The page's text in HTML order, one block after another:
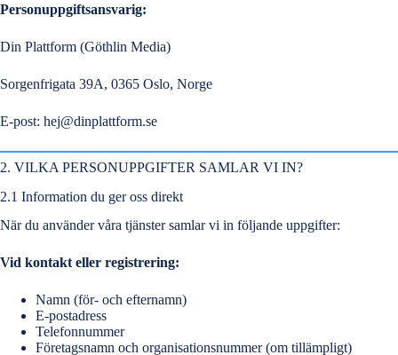
Personuppgiftsansvarig:
Din Plattform (Göthlin Media)
Sorgenfrigata 39A, 0365 Oslo, Norge
E-post: hej@dinplattform.se
2. VILKA PERSONUPPGIFTER SAMLAR VI IN?
2.1 Information du ger oss direkt
När du använder våra tjänster samlar vi in följande uppgifter:
Vid kontakt eller registrering:
Namn (för- och efternamn)
E-postadress
Telefonnummer
Företagsnamn och organisationsnummer (om tillämpligt)